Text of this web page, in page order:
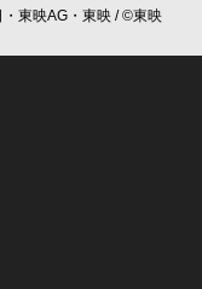
東映AG・東映 / ©東映